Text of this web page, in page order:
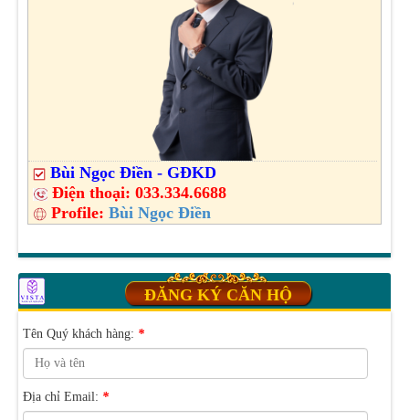
Bùi Ngọc Điền - GĐKD
Điện thoại:033.334.6688
Profile:Bùi Ngọc Điền
ĐĂNG KÝ CĂN HỘ
Tên Quý khách hàng: *
Địa chỉ Email: *